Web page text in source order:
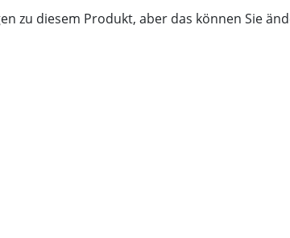
zu diesem Produkt, aber das können Sie